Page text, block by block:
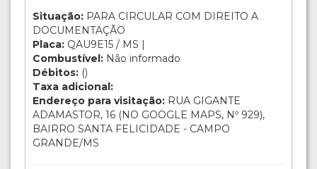
Situação: PARA CIRCULAR COM DIREITO A
DOCUMENTAÇÃO
Placa: QAU9E15 / MS |
Combustível: Não informado
Débitos: ()
Taxa adicional:
Endereço para visitação: RUA GIGANTE
ADAMASTOR, 16 (NO GOOGLE MAPS, Nº 929),
BAIRRO SANTA FELICIDADE - CAMPO
GRANDE/MS